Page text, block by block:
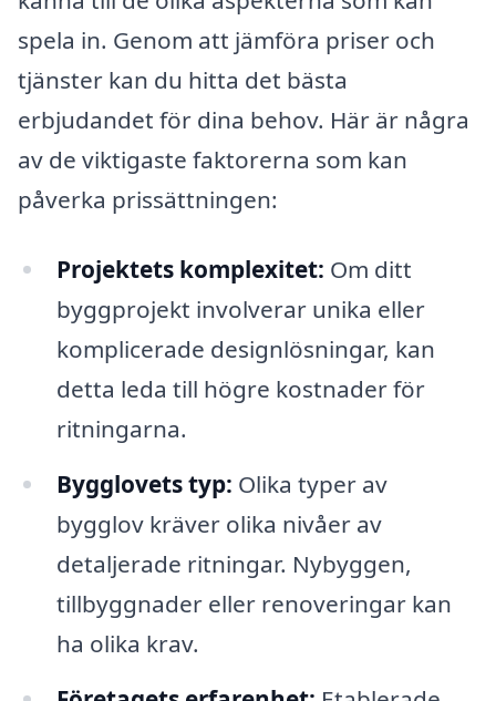
spela in. Genom att jämföra priser och
tjänster kan du hitta det bästa
erbjudandet för dina behov. Här är några
av de viktigaste faktorerna som kan
påverka prissättningen:
Projektets komplexitet: Om ditt
byggprojekt involverar unika eller
komplicerade designlösningar, kan
detta leda till högre kostnader för
ritningarna.
Bygglovets typ: Olika typer av
bygglov kräver olika nivåer av
detaljerade ritningar. Nybyggen,
tillbyggnader eller renoveringar kan
ha olika krav.